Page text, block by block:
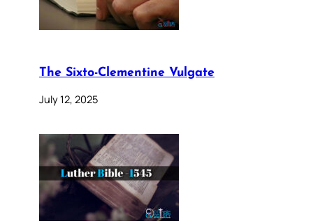
The Sixto-Clementine Vulgate
July 12, 2025